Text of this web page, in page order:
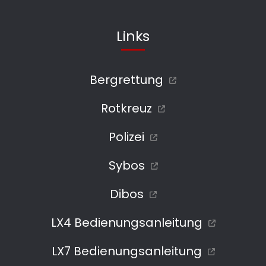
Links
Bergrettung
Rotkreuz
Polizei
Sybos
Dibos
LX4 Bedienungsanleitung
LX7 Bedienungsanleitung